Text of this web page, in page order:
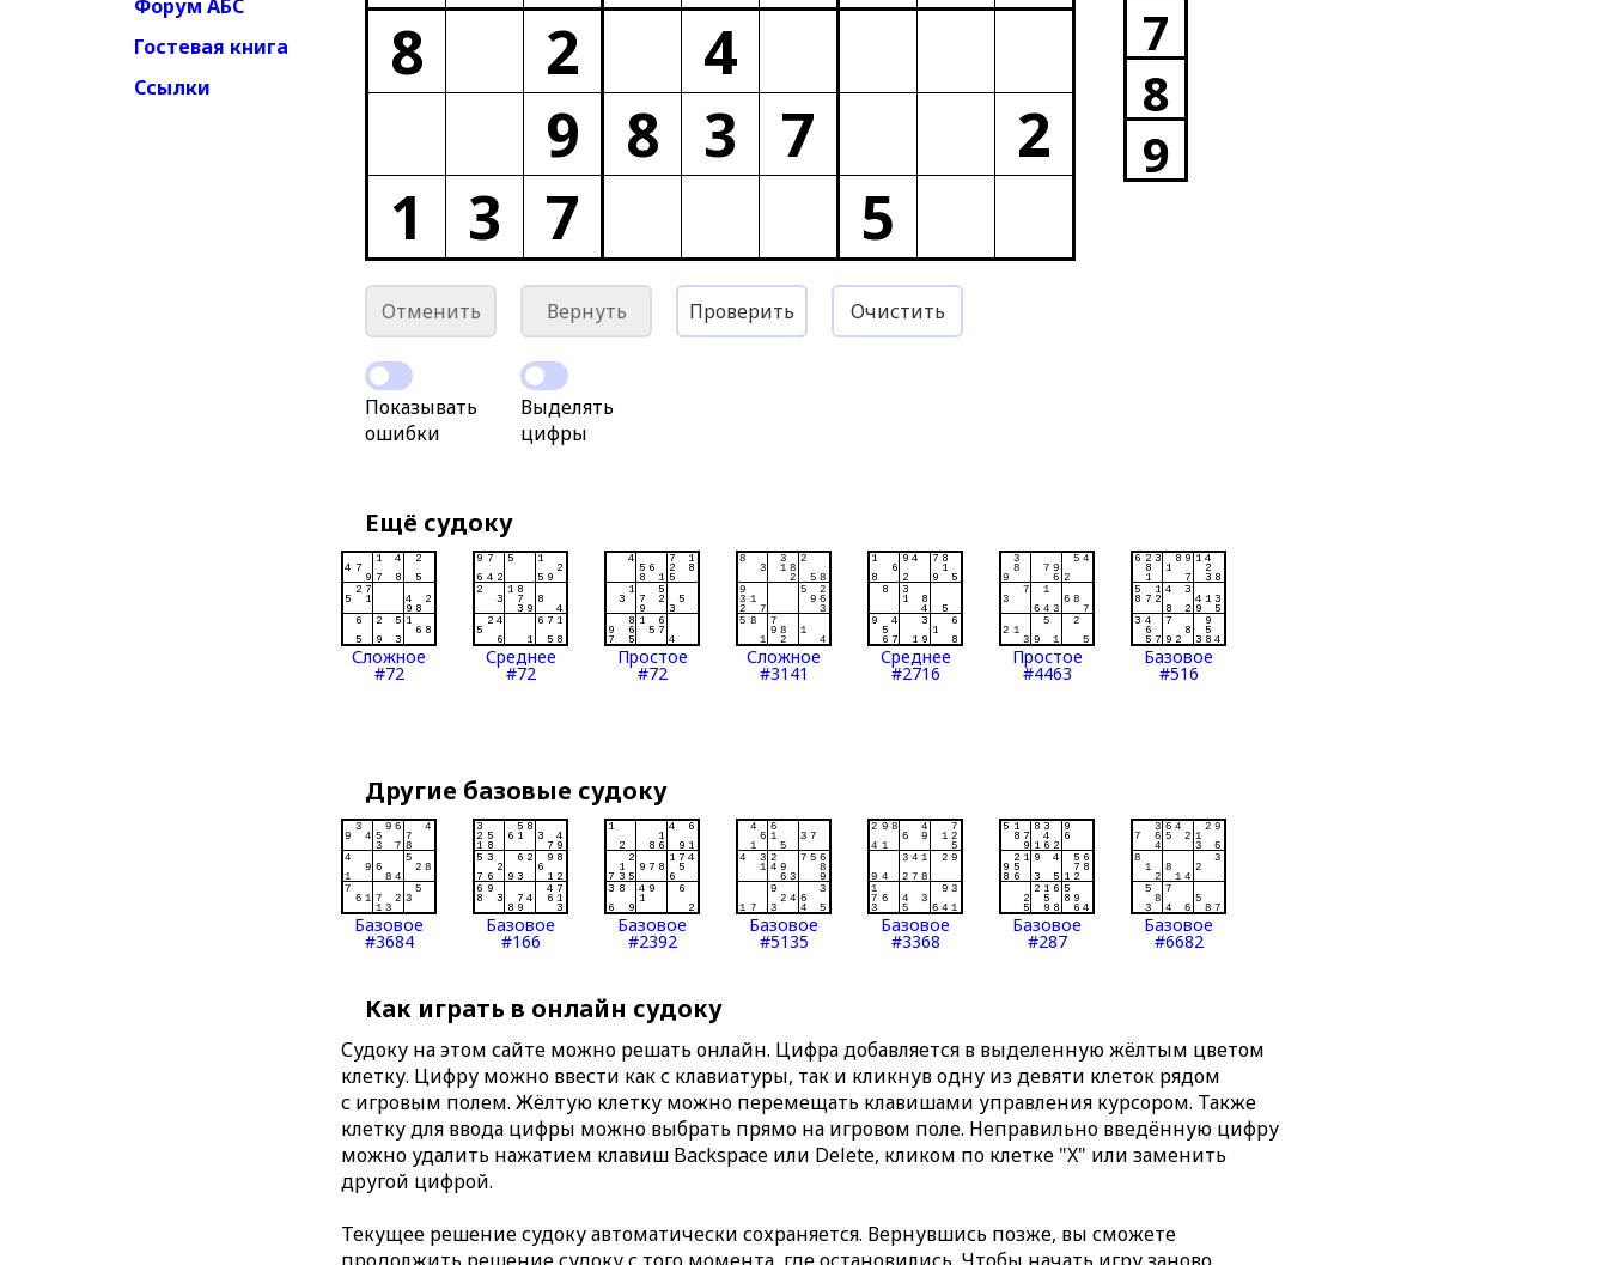
Форум АБС
Гостевая книга
Ссылки
8
2
4
9
8 3 7
2
1
3 7 5
7
8
9
Отменить Вернуть Проверить Очистить
Показывать
ошибки
Выделять
цифры
Ещё судоку
Сложное
#72
Среднее
#72
Простое
#72
Сложное
#3141
Среднее
#2716
Простое
#4463
Базовое
#516
Другие базовые судоку
Базовое
#3684
Базовое
#166
Базовое
#2392
Базовое
#5135
Базовое
#3368
Базовое
#287
Базовое
#6682
Как играть в онлайн судоку
Судоку на этом сайте можно решать онлайн. Цифра добавляется в выделенную жёлтым цветом
клетку. Цифру можно ввести как с клавиатуры, так и кликнув одну из девяти клеток рядом
с игровым полем. Жёлтую клетку можно перемещать клавишами управления курсором. Также
клетку для ввода цифры можно выбрать прямо на игровом поле. Неправильно введённую цифру
можно удалить нажатием клавиш Backspace или Delete, кликом по клетке "X" или заменить
другой цифрой.
Текущее решение судоку автоматически сохраняется. Вернувшись позже, вы сможете